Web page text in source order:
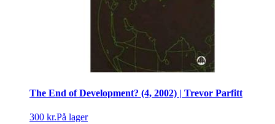
The End of Development? (4, 2002) | Trevor Parfitt
300 kr.På lager